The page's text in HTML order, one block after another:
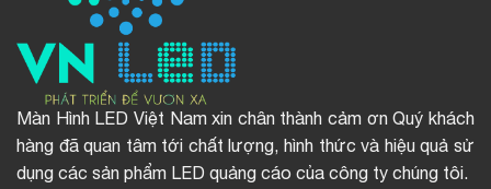
Màn Hình LED Việt Nam xin chân thành cảm ơn Quý khách
hàng đã quan tâm tới chất lượng, hình thức và hiệu quả sử
dụng các sản phẩm LED quảng cáo của công ty chúng tôi.